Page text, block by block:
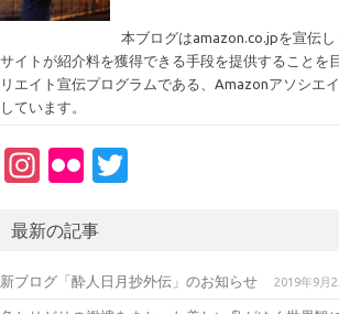
本ブログはamazon.co.jpを宣伝
サイトが紹介料を獲得できる手段を提供することを
リエイト宣伝プログラムである、Amazonアソシエ
しています。
In
a
gr
Fl
kr
te
最新の記事
新ブログ「酔人日月抄外伝」のお知らせ 2019年9月